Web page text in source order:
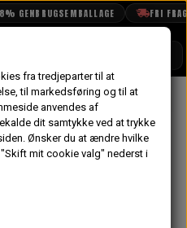
GENBRUGSEMBALLAGE FRI
Topstykke
i
fra tredjeparter til at
til markedsføring og til at
anvendes af
dit samtykke ved at trykke
Ønsker du at ændre hvilke
mit cookie valg" nederst i